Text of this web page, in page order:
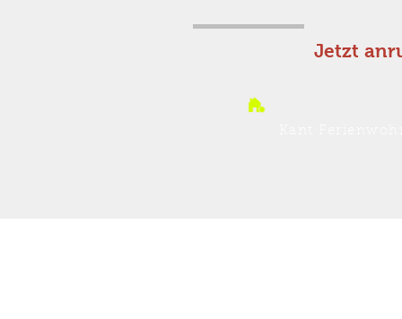
Jetzt